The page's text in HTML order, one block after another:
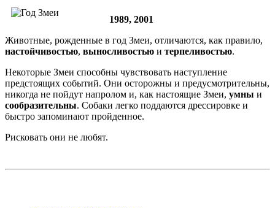
1989, 2001
Животные, рожденные в год Змеи, отличаются, как правило,
настойчивостью, выносливостью и терпеливостью.
Некоторые Змеи способны чувствовать наступление
предстоящих событий. Они осторожны и предусмотрительны,
никогда не пойдут напролом и, как настоящие Змеи, умны и
сообразительны. Собаки легко поддаются дрессировке и
быстро запоминают пройденное.
Рисковать они не любят.